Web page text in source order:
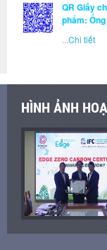
QR Giấy
phẩm:
Chi tiết
HÌNH ẢNH